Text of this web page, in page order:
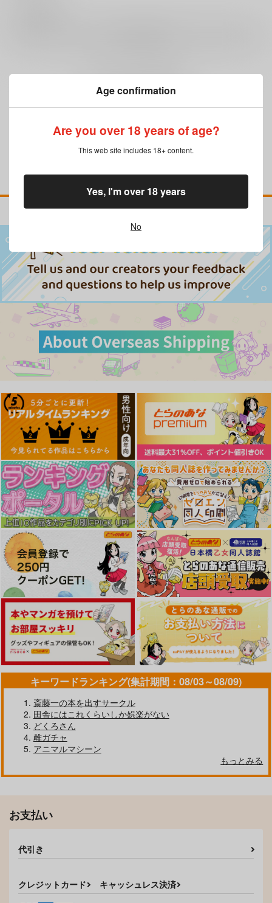
キーワードランキング(集計期間：08/03～08/09)
斎藤一の本を出すサークル
田舎にはこれくらいしか娯楽がない
どくろさん
雌ガチャ
アニマルマシーン
もっとみる
お支払い
代引き
クレジットカード キャッシュレス決済
Age confirmation
Are you over 18 years of age?
This web site includes 18+ content.
No
Yes, I'm over 18 years